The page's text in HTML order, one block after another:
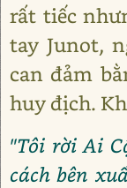
rất tiếc
tay Junot,
can đảm
huy địch.
"Tôi rời Ai
cách bên